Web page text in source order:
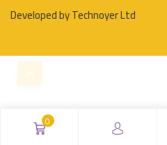
0
Developed byTechnoyer Ltd